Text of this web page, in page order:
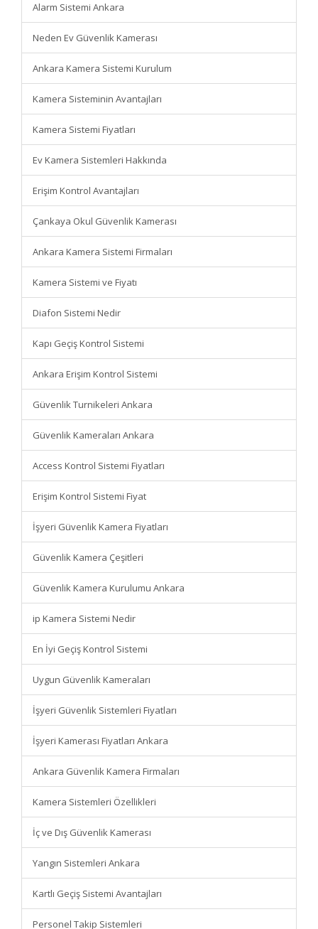
Alarm Sistemi Ankara
Neden Ev Güvenlik Kamerası
Ankara Kamera Sistemi Kurulum
Kamera Sisteminin Avantajları
Kamera Sistemi Fiyatları
Ev Kamera Sistemleri Hakkında
Erişim Kontrol Avantajları
Çankaya Okul Güvenlik Kamerası
Ankara Kamera Sistemi Firmaları
Kamera Sistemi ve Fiyatı
Diafon Sistemi Nedir
Kapı Geçiş Kontrol Sistemi
Ankara Erişim Kontrol Sistemi
Güvenlik Turnikeleri Ankara
Güvenlik Kameraları Ankara
Access Kontrol Sistemi Fiyatları
Erişim Kontrol Sistemi Fiyat
İşyeri Güvenlik Kamera Fiyatları
Güvenlik Kamera Çeşitleri
Güvenlik Kamera Kurulumu Ankara
ip Kamera Sistemi Nedir
En İyi Geçiş Kontrol Sistemi
Uygun Güvenlik Kameraları
İşyeri Güvenlik Sistemleri Fiyatları
İşyeri Kamerası Fiyatları Ankara
Ankara Güvenlik Kamera Firmaları
Kamera Sistemleri Özellikleri
İç ve Dış Güvenlik Kamerası
Yangın Sistemleri Ankara
Kartlı Geçiş Sistemi Avantajları
Personel Takip Sistemleri